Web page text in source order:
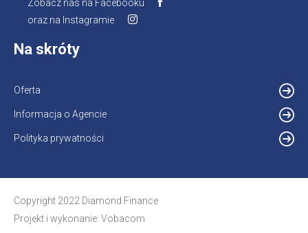
Zobacz nas na Facebooku Otworzy
oraz na Instagramie Otworzy
Na skróty
Oferta
Informacja o Agencie
Polityka prywatności
Copyright 2022 Diamond Finance
Projekt i wykonanie: Vobacom